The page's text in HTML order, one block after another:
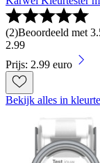
(2)Beoordeeld met
2.99
Prijs: 2.99 euro
Bekijk alles in